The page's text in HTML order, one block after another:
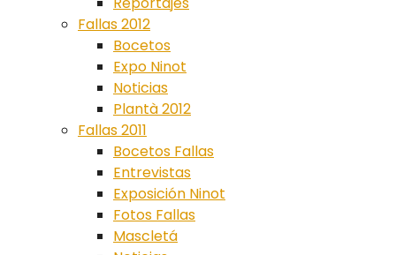
Fallas 2012
Bocetos
Expo Ninot
Noticias
Plantà 2012
Fallas 2011
Bocetos Fallas
Entrevistas
Exposición Ninot
Fotos Fallas
Mascletá